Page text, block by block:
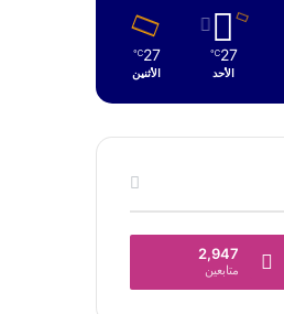
27
℃
الأحد
27
℃
الأثنين
2,947
متابعين